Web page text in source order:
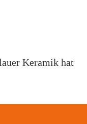
Keramik hat